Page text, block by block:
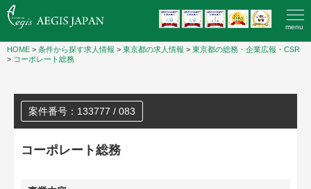
menu
HOME > 条件から探す求人情報 > 東京都の求人情報 > 東京都の総務・企業広報・CSR
> コーポレート総務
案件番号：133777 / 083
コーポレート総務